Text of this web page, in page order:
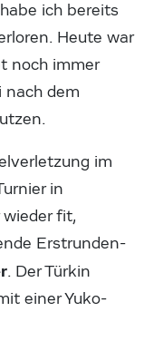
ich bereits
Heute war
noch immer
nach dem
im
in
fit,
Erstrunden-
. Der Türkin
einer Yuko-